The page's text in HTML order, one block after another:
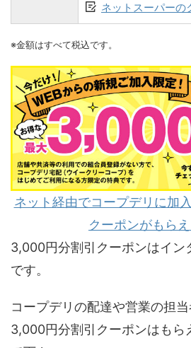
ネットスーパーの
※金額はすべて税込です。
ネット経由でコープデリに加
クーポンがもらえ
3,000円分割引クーポンはイン
です。
コープデリの配達や営業の担
3,000円分割引クーポンはもら